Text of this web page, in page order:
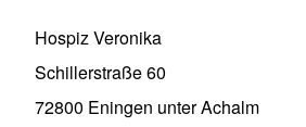
Hospiz Veronika
Schillerstraße 60
72800 Eningen unter Achalm